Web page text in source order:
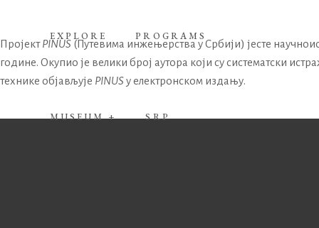
EXPLORE PROGRAMS
MUSEUM + SRP
ПројектPINUS (Путевима инжењерства у Србији) јесте
године. Окупио је велики број аутора који су систематски
технике објављује PINUSу електронском издању.